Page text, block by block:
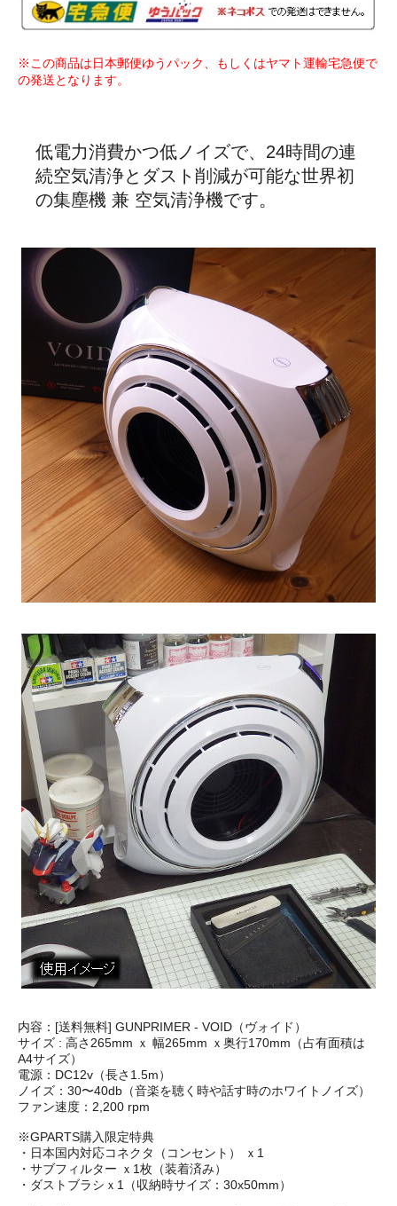
※この商品は日本郵便ゆうパック、もしくはヤマト運輸宅急便で
の発送となります。
低電力消費かつ低ノイズで、24時間の連
続空気清浄とダスト削減が可能な世界初
の集塵機 兼 空気清浄機です。
内容：[送料無料] GUNPRIMER - VOID（ヴォイド）
サイズ : 高さ265mm ｘ 幅265mm ｘ奥行170mm（占有面積は
A4サイズ）
電源：DC12v（長さ1.5m）
ノイズ：30〜40db（音楽を聴く時や話す時のホワイトノイズ）
ファン速度：2,200 rpm
※GPARTS購入限定特典
・日本国内対応コネクタ（コンセント） ｘ1
・サブフィルター ｘ1枚（装着済み）
・ダストブラシｘ1（収納時サイズ：30x50mm）